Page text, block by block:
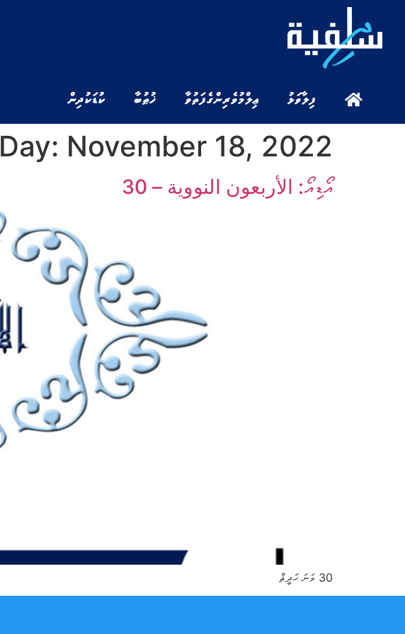
ފިލާވަޅު ޢިލްމުވެރިންގެ ފަތުވާ ޚުޠުބާ ކުޑަކުދިން
Day: November 18, 2022
އޯޑިއޯ: الأربعون النووية – 30
30 ވަނަ ޙަދީޘް